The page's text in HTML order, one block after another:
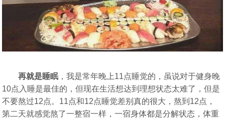
再就是睡眠 ，我是常年晚上11点睡觉的，虽说对于健身晚
10点入睡是最佳的，但现在生活想达到理想状态太难了，但是
不要熬过12点。11点和12点睡觉差别真的很大，熬到12点，
第二天就感觉熬了一整宿一样，一宿身体都是分解状态，体重